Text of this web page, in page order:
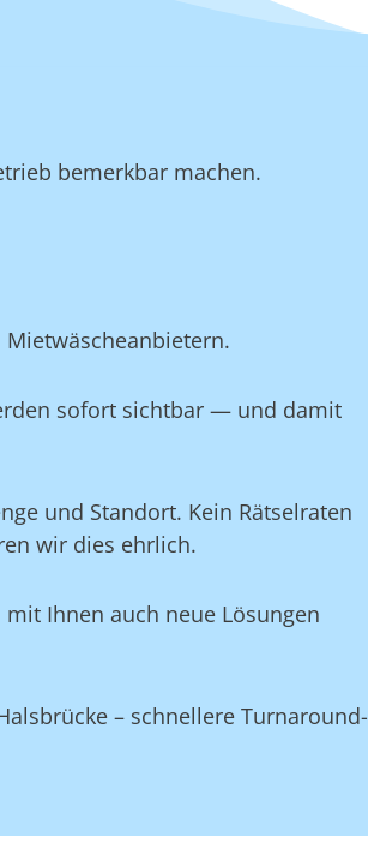
bemerkbar machen.
sofort sichtbar — und damit
und Standort. Kein Rätselraten
wir dies ehrlich.
Ihnen auch neue Lösungen
– schnellere Turnaround-